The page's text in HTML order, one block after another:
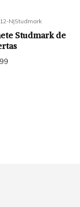
N|Studmark
Studmark de